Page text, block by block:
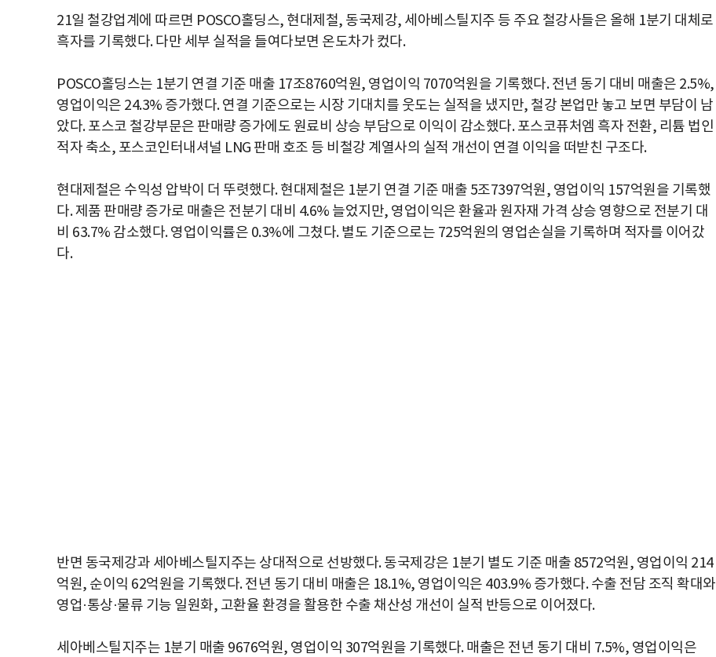
21일 철강업계에 따르면 POSCO홀딩스, 현대제철, 동국제강, 세아베스틸지주 등 주요 철강사들은 올해 1분기 대체로
흑자를 기록했다. 다만 세부 실적을 들여다보면 온도차가 컸다.
POSCO홀딩스는 1분기 연결 기준 매출 17조8760억원, 영업이익 7070억원을 기록했다. 전년 동기 대비 매출은 2.5%,
영업이익은 24.3% 증가했다. 연결 기준으로는 시장 기대치를 웃도는 실적을 냈지만, 철강 본업만 놓고 보면 부담이 남
았다. 포스코 철강부문은 판매량 증가에도 원료비 상승 부담으로 이익이 감소했다. 포스코퓨처엠 흑자 전환, 리튬 법인
적자 축소, 포스코인터내셔널 LNG 판매 호조 등 비철강 계열사의 실적 개선이 연결 이익을 떠받친 구조다.
현대제철은 수익성 압박이 더 뚜렷했다. 현대제철은 1분기 연결 기준 매출 5조7397억원, 영업이익 157억원을 기록했
다. 제품 판매량 증가로 매출은 전분기 대비 4.6% 늘었지만, 영업이익은 환율과 원자재 가격 상승 영향으로 전분기 대
비 63.7% 감소했다. 영업이익률은 0.3%에 그쳤다. 별도 기준으로는 725억원의 영업손실을 기록하며 적자를 이어갔
다.
반면 동국제강과 세아베스틸지주는 상대적으로 선방했다. 동국제강은 1분기 별도 기준 매출 8572억원, 영업이익 214
억원, 순이익 62억원을 기록했다. 전년 동기 대비 매출은 18.1%, 영업이익은 403.9% 증가했다. 수출 전담 조직 확대와
영업·통상·물류 기능 일원화, 고환율 환경을 활용한 수출 채산성 개선이 실적 반등으로 이어졌다.
세아베스틸지주는 1분기 매출 9676억원, 영업이익 307억원을 기록했다. 매출은 전년 동기 대비 7.5%, 영업이익은